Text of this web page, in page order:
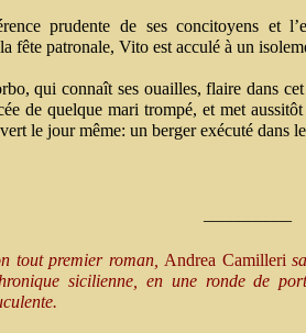
prudente de ses concitoyens et
fête patronale, Vito est acculé à un
qui connaît ses ouailles, flaire dans
de quelque mari trompé, et met
le jour même: un berger exécuté dans
tout premier roman, Andrea Camilleri
sicilienne, en une ronde de